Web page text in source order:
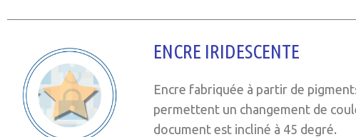
ENCRE IRIDESCENTE
Encre fabriquée à partir de
permettent un changement de
document est incliné à 45 degré.